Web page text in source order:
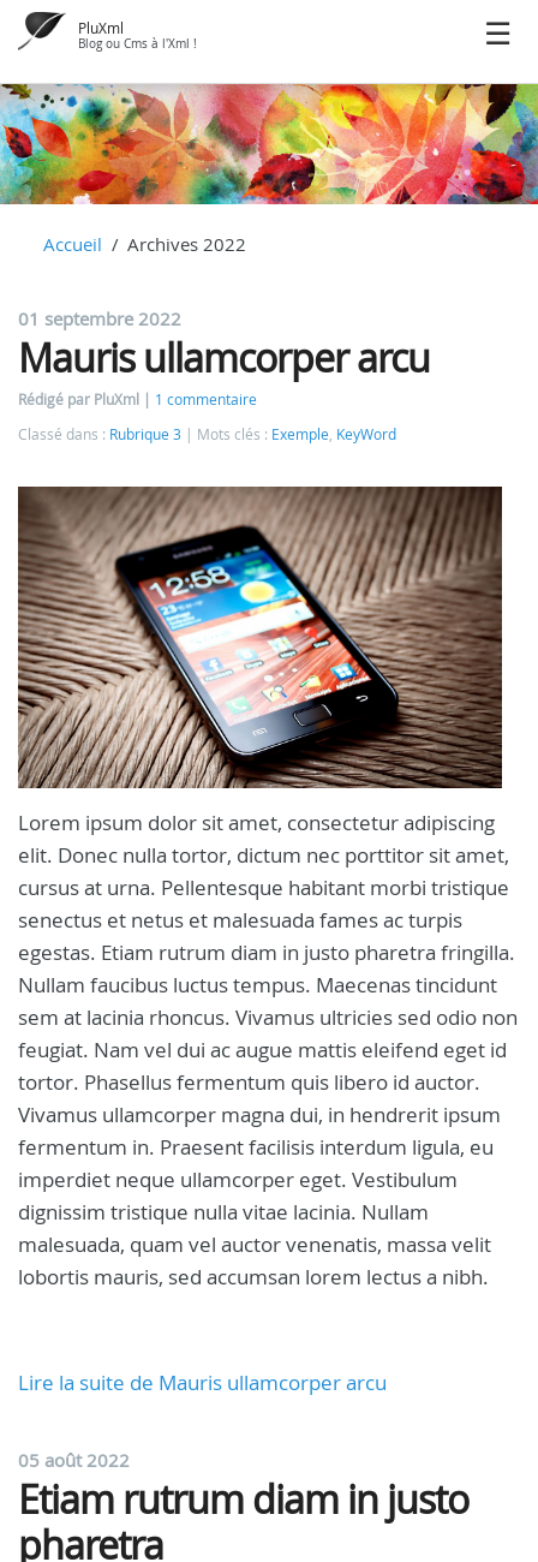
PluXml
Blog ou Cms à l'Xml !
Accueil Archives 2022
01 septembre 2022
Mauris ullamcorper arcu
Rédigé par PluXml
1 commentaire
Classé dans : Rubrique 3 Mots clés : Exemple KeyWord
Lorem ipsum dolor sit amet, consectetur adipiscing
elit. Donec nulla tortor, dictum nec porttitor sit amet,
cursus at urna. Pellentesque habitant morbi tristique
senectus et netus et malesuada fames ac turpis
egestas. Etiam rutrum diam in justo pharetra fringilla.
Nullam faucibus luctus tempus. Maecenas tincidunt
sem at lacinia rhoncus. Vivamus ultricies sed odio non
feugiat. Nam vel dui ac augue mattis eleifend eget id
tortor. Phasellus fermentum quis libero id auctor.
Vivamus ullamcorper magna dui, in hendrerit ipsum
fermentum in. Praesent facilisis interdum ligula, eu
imperdiet neque ullamcorper eget. Vestibulum
dignissim tristique nulla vitae lacinia. Nullam
malesuada, quam vel auctor venenatis, massa velit
lobortis mauris, sed accumsan lorem lectus a nibh.
Lire la suite de Mauris ullamcorper arcu
05 août 2022
Etiam rutrum diam in justo
pharetra